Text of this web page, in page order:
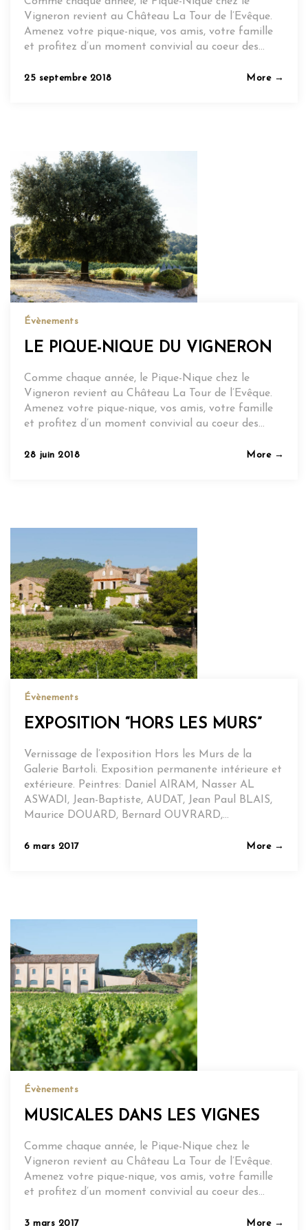
Vigneron revient au Château La Tour de l’Evêque.
Amenez votre pique-nique, vos amis, votre famille
et profitez d’un moment convivial au coeur des…
Posted
25 septembre 2018 More →
Évènements
LE PIQUE-NIQUE DU VIGNERON
Comme chaque année, le Pique-Nique chez le
Vigneron revient au Château La Tour de l’Evêque.
Amenez votre pique-nique, vos amis, votre famille
et profitez d’un moment convivial au coeur des…
Posted
28 juin 2018 More →
Évènements
EXPOSITION “HORS LES MURS”
Vernissage de l’exposition Hors les Murs de la
Galerie Bartoli. Exposition permanente intérieure et
extérieure. Peintres: Daniel AIRAM, Nasser AL
ASWADI, Jean-Baptiste, AUDAT, Jean Paul BLAIS,
Maurice DOUARD, Bernard OUVRARD,…
Posted
6 mars 2017 More →
Évènements
MUSICALES DANS LES VIGNES
Comme chaque année, le Pique-Nique chez le
Vigneron revient au Château La Tour de l’Evêque.
Amenez votre pique-nique, vos amis, votre famille
et profitez d’un moment convivial au coeur des…
Posted
3 mars 2017 More →